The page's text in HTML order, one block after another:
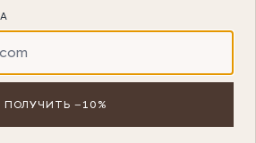
ПОЛУЧИТЬ −10%